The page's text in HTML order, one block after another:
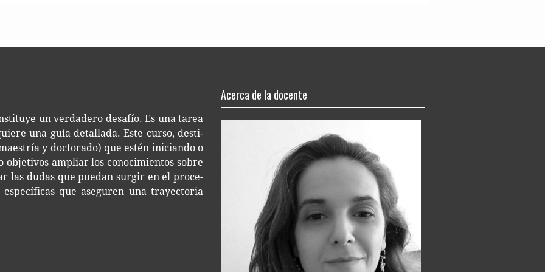
rede­fi­ni­cio­nes al plan ori­gi­nal, aun­que eso depen­de bas­tan­te de las dis­po­si­cio­nes admi­
cam­bio es muy radi­cal, es impor­tan­te discutirlo...
2. Por razo­nes per­so­na­les no pude estar pre­sen­te en forma sin­cro­ni­ca, pero lo ví y
un ver­da­de­ro desa­fío. Es una tarea
una guía deta­lla­da. Este curso, des­ti­
y doc­to­ra­do) que estén ini­cian­do o
obje­ti­vos ampliar los cono­ci­mien­tos sobre
las dudas que pue­dan sur­gir en el pro­ce­
que ase­gu­ren una tra­yec­to­ria
Acerca de la docente